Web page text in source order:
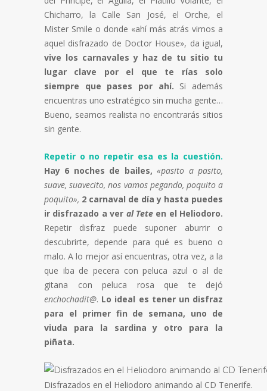
Chicharro, la Calle San José, el Orche, el
Mister Smile o donde «ahí más atrás vimos a
aquel disfrazado de Doctor House», da igual,
vive los carnavales y haz de tu sitio tu
lugar clave por el que te rías solo
siempre que pases por ahí. Si además
encuentras uno estratégico sin mucha gente…
Bueno, seamos realista no encontrarás sitios
sin gente.
Repetir o no repetir esa es la cuestión.
Hay 6 noches de bailes, «pasito a pasito,
suave, suavecito, nos vamos pegando, poquito a
poquito», 2 carnaval de día y hasta puedes
ir disfrazado a ver al Teteen el Heliodoro.
Repetir disfraz puede suponer aburrir o
descubrirte, depende para qué es bueno o
malo. A lo mejor así encuentras, otra vez, a la
que iba de pecera con peluca azul o al de
gitana con peluca rosa que te dejó
enchochadit@. Lo ideal es tener un disfraz
para el primer fin de semana, uno de
viuda para la sardina y otro para la
piñata.
Disfrazados en el Heliodoro animando al CD Tenerife.